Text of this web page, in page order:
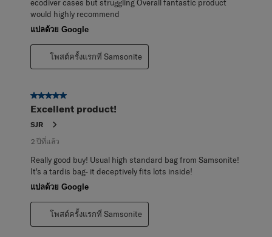
ecodiver cases but struggling Overall fantastic product
would highly recommend
แปลด้วย Google
โพสต์ครั้งแรกที่ Samsonite
5 จาก 5 ดาว
Excellent product!
SJR
2 ปีที่แล้ว
Really good buy! Usual high standard bag from Samsonite!
It's a tardis bag- it deceptively fits lots inside!
แปลด้วย Google
โพสต์ครั้งแรกที่ Samsonite